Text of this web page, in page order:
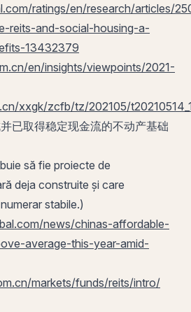
ratings/en/research/articles/
reits-and-social-housing-a-
13432379
en/insights/viewpoints/2021-
xxgk/zcfb/tz/202105/
已取得稳定现金流的不动产基础
să fie proiecte de
deja construite și care
stabile.)
news/chinas-affordable-
average-this-year-amid-
markets/funds/reits/intro/